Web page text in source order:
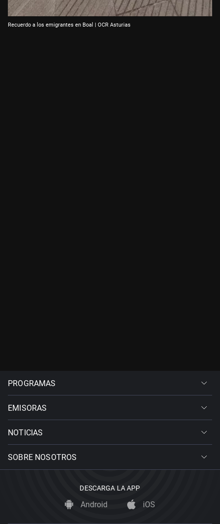
Recuerdo a los emigrantes en Boal | OCR Asturias
PROGRAMAS
EMISORAS
NOTICIAS
SOBRE NOSOTROS
DESCARGA LA APP
Android iOS